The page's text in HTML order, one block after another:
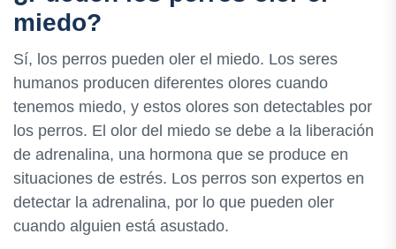
miedo?
Sí, los perros pueden oler el miedo. Los seres
humanos producen diferentes olores cuando
tenemos miedo, y estos olores son detectables por
los perros. El olor del miedo se debe a la liberación
de adrenalina, una hormona que se produce en
situaciones de estrés. Los perros son expertos en
detectar la adrenalina, por lo que pueden oler
cuando alguien está asustado.